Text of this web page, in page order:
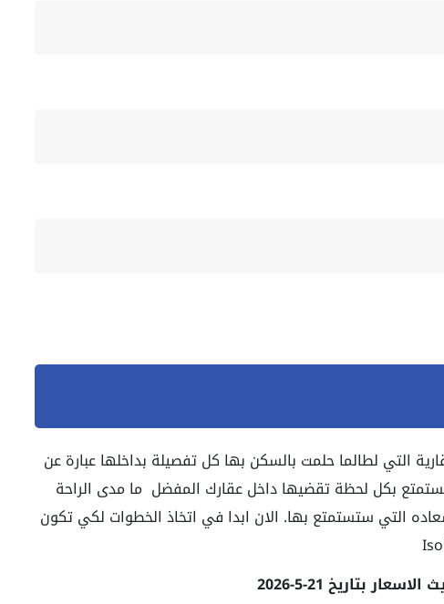
التي لطالما حلمت بالسكن بها كل تفصيلة بداخلها عبارة عن
بكل لحظة تقضيها داخل عقارك المفضل ما مدى الراحة
التي ستستمتع بها. الان ابدا في اتخاذ الخطوات لكي تكون
بتاريخ 21-5-2026